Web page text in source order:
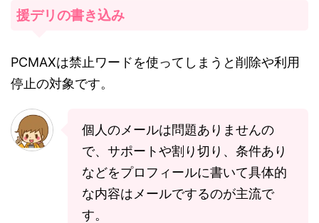
援デリの書き込み
PCMAXは禁止ワードを使ってしまうと削除や利用
停止の対象です。
個人のメールは問題ありませんの
で、サポートや割り切り、条件あり
などをプロフィールに書いて具体的
な内容はメールでするのが主流で
す。